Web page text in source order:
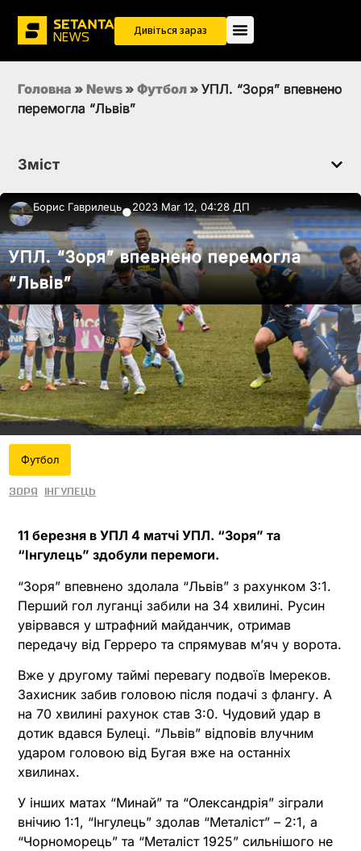
Дивіться зараз
Головна » News » Футбол » УПЛ. “Зоря” впевнено
перемогла “Львів”
Зміст
Борис Гаврилець●2023 Mar 12, 04:28 ДП
УПЛ. “Зоря” впевнено перемогла
“Львів”
Футбол
Зоря Інгулець
11 березня в УПЛ 4 матчі УПЛ. “Зоря” та
“Інгулець” здобули перемоги.
“Зоря” впевнено здолала “Львів” з рахунком 3:1.
Перший гол луганці забили на 34 хвилині. Русин
увірвався у штрафний майданчик, отримав
передачу від Герреро та спрямував м’яч у ворота.
Вже у другому таймі перевагу подвоїв Імереков.
Захисник забив головою після подачі з флангу. А
на 70 хвилині рахунок став 3:0. Чудовий удар в
дотик вдався Булеці. “Львів” відповів влучним
ударом головою від Бугая вже на останніх
хвилинах.
У інших матах “Минай” та “Олександрія” зіграли
внічию 1:1, “Інгулець” здолав “Металіст” – 2:1, а
“Чорноморець” та “Металіст 1925” сильнішого не